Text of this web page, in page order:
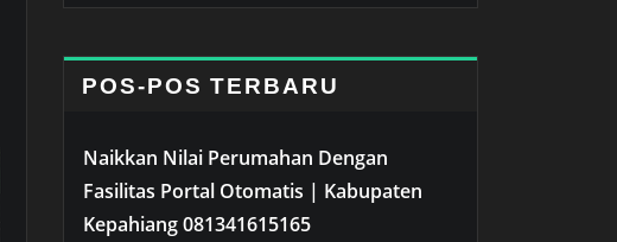
POS-POS TERBARU
Naikkan Nilai Perumahan Dengan
Fasilitas Portal Otomatis | Kabupaten
Kepahiang 081341615165